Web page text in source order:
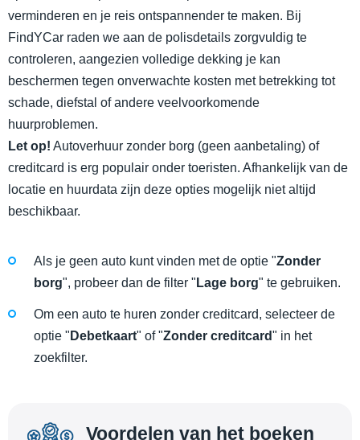
verminderen en je reis ontspannender te maken. Bij
FindYCar raden we aan de polisdetails zorgvuldig te
controleren, aangezien volledige dekking je kan
beschermen tegen onverwachte kosten met betrekking tot
schade, diefstal of andere veelvoorkomende
huurproblemen.
Let op! Autoverhuur zonder borg (geen aanbetaling) of
creditcard is erg populair onder toeristen. Afhankelijk van de
locatie en huurdata zijn deze opties mogelijk niet altijd
beschikbaar.
Als je geen auto kunt vinden met de optie "Zonder
borg", probeer dan de filter " Lage borg" te gebruiken.
Om een auto te huren zonder creditcard, selecteer de
optie " Debetkaart" of "Zonder creditcard" in het
zoekfilter.
Voordelen van het boeken